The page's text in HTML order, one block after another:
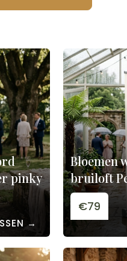
pinky
→
Bloemen
bruiloft
€79